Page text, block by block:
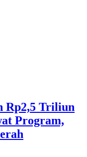
Rp2,5 Triliun
Program,